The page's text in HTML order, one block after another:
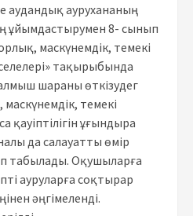
аудандық аурухананың
ұйымдастырумен 8- сынып
маскүнемдік, темекі
тақырыбында
шараны өткізудег
темекі
қауіптілігін ұғындыра
да салауатты өмір
табылады. Оқушыларға
ауруларға соқтырар
әңгімеленді.